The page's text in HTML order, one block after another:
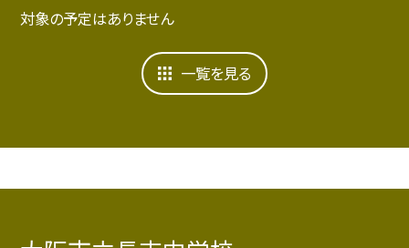
対象の予定はありません
一覧を見る